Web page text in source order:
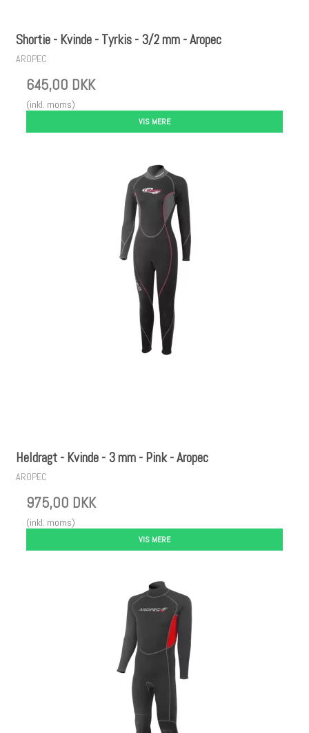
Shortie - Kvinde - Tyrkis - 3/2 mm - Aropec
AROPEC
645,00 DKK
(inkl. moms)
VIS MERE
Heldragt - Kvinde - 3 mm - Pink - Aropec
AROPEC
975,00 DKK
(inkl. moms)
VIS MERE